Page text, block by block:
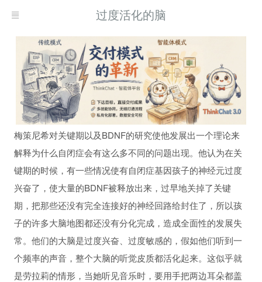
过度活化的脑
梅策尼希对关键期以及BDNF的研究使他发展出一个理论来
解释为什么自闭症会有这么多不同的问题出现。他认为在关
键期的时候，有一些情况使有自闭症基因孩子的神经元过度
兴奋了，使大量的BDNF被释放出来，过早地关掉了关键
期，把那些还没有完全连接好的神经回路给封住了，所以孩
子的许多大脑地图都还没有分化完成，造成全面性的发展失
常。他们的大脑是过度兴奋、过度敏感的，假如他们听到一
个频率的声音，整个大脑的听觉皮质都活化起来。这似乎就
是劳拉莉的情形，当她听见音乐时，要用手把两边耳朵都盖